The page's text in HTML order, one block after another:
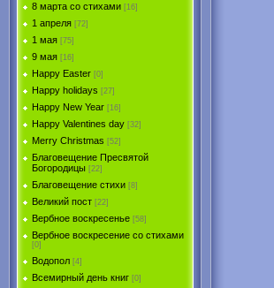
8 марта со стихами [16]
1 апреля [72]
1 мая [75]
9 мая [16]
Happy Easter [0]
Happy holidays [27]
Happy New Year [16]
Happy Valentines day [32]
Merry Christmas [52]
Благовещение Пресвятой
Богородицы [22]
Благовещение стихи [8]
Великий пост [22]
Вербное воскресенье [58]
Вербное воскресение со стихами
[0]
Водопол [4]
Всемирный день книг [0]